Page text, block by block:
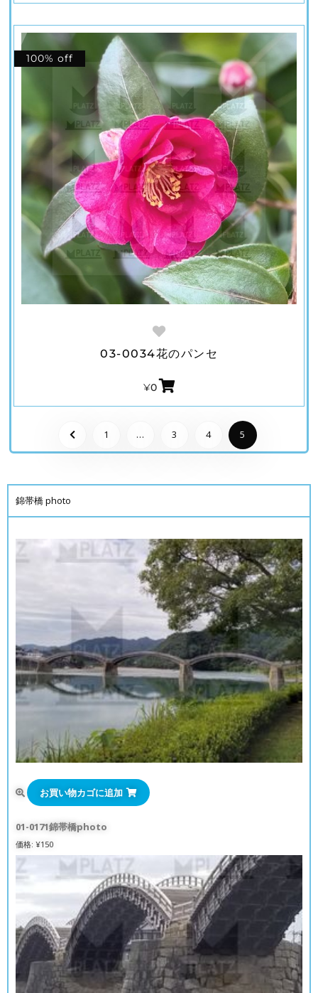
100% off
03-0034花のパンセ
¥0
1 … 3 4 5
錦帯橋 photo
お買い物カゴに追加
01-0171錦帯橋photo
価格: ¥150